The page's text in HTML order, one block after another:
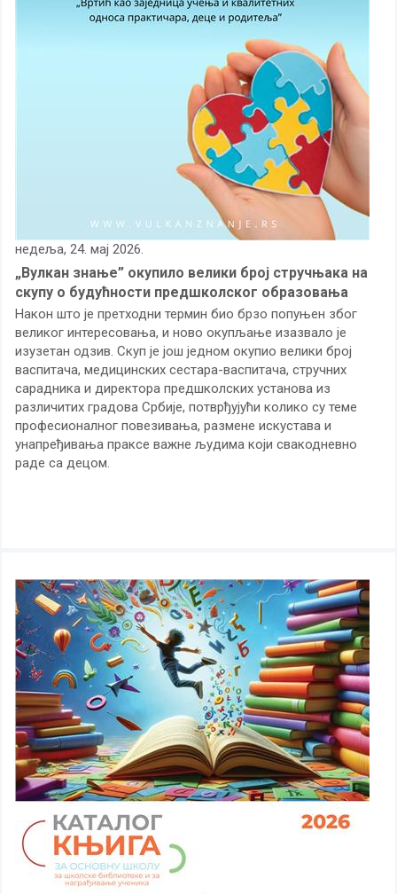
недеља, 24. мај 2026.
„Вулкан знање” окупило велики број стручњака на
скупу о будућности предшколског образовања
Након што је претходни термин био брзо попуњен због
великог интересовања, и ново окупљање изазвало је
изузетан одзив. Скуп је још једном окупио велики број
васпитача, медицинских сестара-васпитача, стручних
сарадника и директора предшколских установа из
различитих градова Србије, потврђујући колико су теме
професионалног повезивања, размене искустава и
унапређивања праксе важне људима који свакодневно
раде са децом.